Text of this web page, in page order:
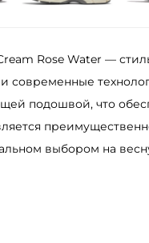
Rose Water —
современные
подошвой, что
выбором на